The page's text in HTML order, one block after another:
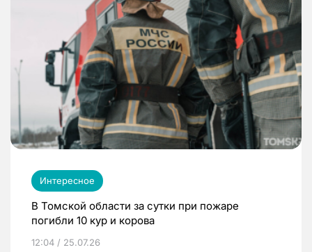
Интересное
В Томской области за сутки при пожаре
погибли 10 кур и корова
12:04 / 25.07.26